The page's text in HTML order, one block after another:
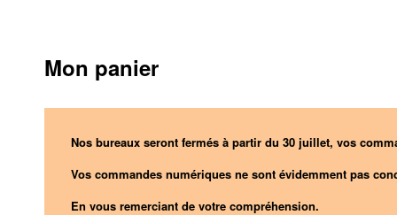
Mon panier
Nos bureaux seront fermés à partir du 30 juillet, vos
Vos commandes numériques ne sont évidemment pas
En vous remerciant de votre compréhension.